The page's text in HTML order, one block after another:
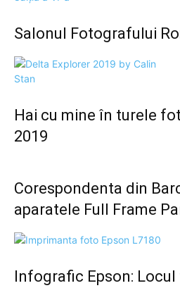
Salonul Fotografului
Hai cu mine în turele
2019
Corespondenta din
aparatele Full Frame
Infografic Epson: